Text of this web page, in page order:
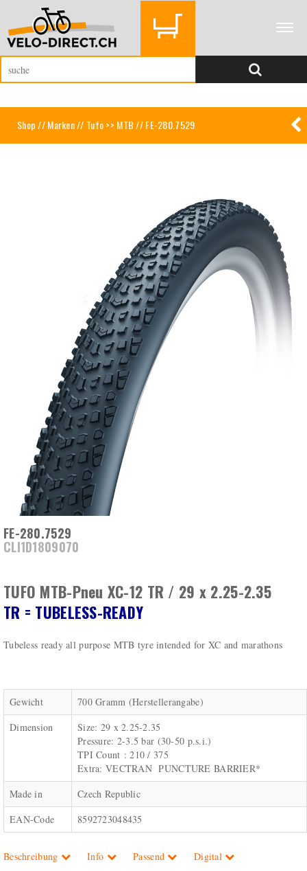
Shop//Marken// Tufo >> MTB// FE-280.7529
FE-280.7529
CLI1D1809070
TUFO MTB-Pneu XC-12 TR / 29 x 2.25-2.35
TR = TUBELESS-READY
Tubeless ready all purpose MTB tyre intended for XC and marathons
Gewicht
700 Gramm (Herstellerangabe)
Dimension
Size: 29 x 2.25-2.35
Pressure: 2-3.5 bar (30-50 p.s.i.)
TPI Count : 210 / 375
Extra: VECTRAN PUNCTURE BARRIER*
Made in
Czech Republic
EAN-Code
8592723048435
Beschreibung Info Passend Digital